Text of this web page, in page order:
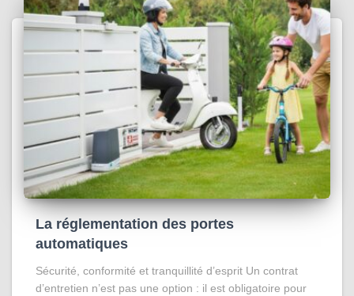
La réglementation des portes
automatiques
Sécurité, conformité et tranquillité d’esprit Un contrat
d’entretien n’est pas une option : il est obligatoire pour